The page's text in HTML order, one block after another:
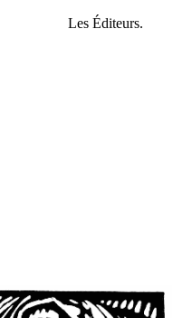
Les Éditeurs.